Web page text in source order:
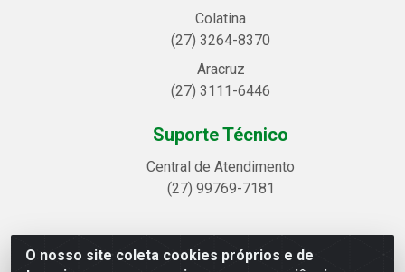
O nosso site coleta cookies próprios e de
Colatina
(27) 3264-8370
Aracruz
(27) 3111-6446
Suporte Técnico
Central de Atendimento
(27) 99769-7181
Linhavix Distribuidora LTDA - Avenida Alegre, 2521 -